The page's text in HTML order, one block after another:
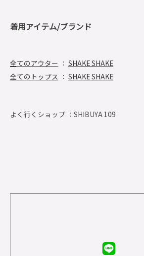
着用アイテム/ブランド
全てのアウター ： SHAKE SHAKE
全てのトップス ： SHAKE SHAKE
よく行くショップ ： SHIBUYA 109